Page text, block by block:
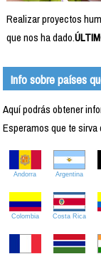
Realizar proyectos
que nos ha dado.
Info sobre países
Aquí podrás obtener
Esperamos que te
Andorra Argentina
Colombia Costa Rica